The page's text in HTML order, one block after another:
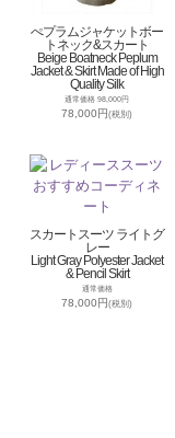
ぺプラムジャケットボー
トネック&スカート
Beige Boatneck Peplum
Jacket & Skirt Made of High
Quality Silk
通常価格 98,000円
78,000円(税別)
スカートスーツ ライトグ
レー
Light Gray Polyester Jacket
& Pencil Skirt
通常価格
78,000円(税別)